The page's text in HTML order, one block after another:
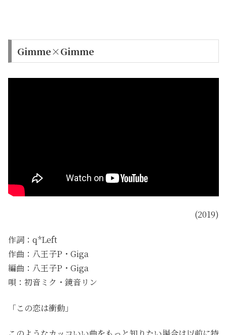
Gimme×Gimme
(2019)
作詞：q*Left
作曲：八王子P・Giga
編曲：八王子P・Giga
唄：初音ミク・鏡音リン
「この恋は衝動」